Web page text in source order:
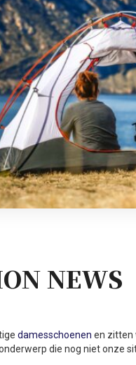
NEWS
damesschoenen en zitten
die nog niet onze